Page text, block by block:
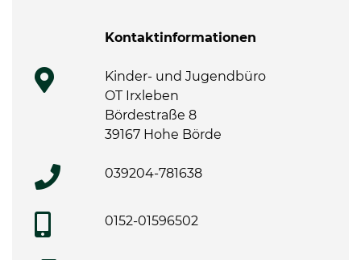
Kontaktinformationen
Kinder- und Jugendbüro
OT Irxleben
Bördestraße 8
39167 Hohe Börde
039204-781638
0152-01596502